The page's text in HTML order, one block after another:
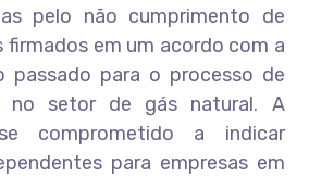
pelo não cumprimento de
em um acordo com a
passado para o processo de
no setor de gás natural. A
comprometido a indicar
para empresas em